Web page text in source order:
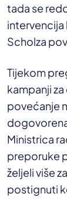
tada se
intervencija
Scholza
Tijekom
kampanji
povećanje
Ministrica
preporuke
željeli više
postignuti